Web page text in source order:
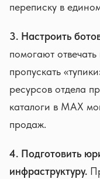
переписку в
3. Настроить
помогают
пропускать
ресурсов отдела
каталоги в MAX
продаж.
4. Подготовить
инфраструктуру.